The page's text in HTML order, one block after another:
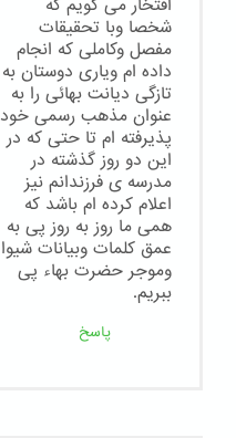
افتخار می گویم که
شخصا وبا تحقیقات
مفصل وکاملی که انجام
داده ام ویاری دوستان به
تازگی دیانت بهائی را به
عنوان مذهب رسمی خود
پذیرفته ام تا حتی که در
این دو روز گذشته در
مدرسه ی فرزندانم نیز
اعلام کرده ام باشد که
همی ما روز به روز پی به
عمق کلمات وبیانات شیوا
وموجر حضرت بهاء پی
ببریم.
پاسخ